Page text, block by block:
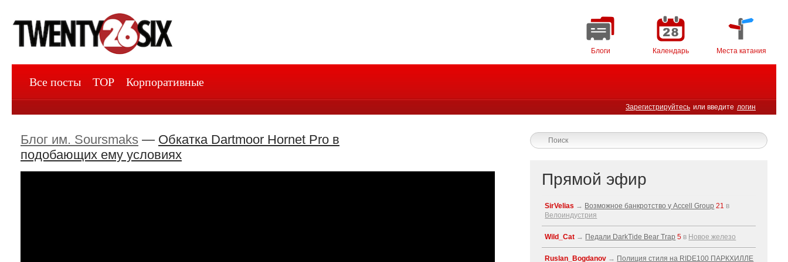
Блоги Календарь Места катания
Зарегистрируйтесь или введите логин
Все посты TOP Корпоративные
Блог им. Soursmaks — Обкатка Dartmoor Hornet Pro в
подобающих ему условиях
Прямой эфир
SirVelias → Возможное банкротство у Accell Group 21 в
Велоиндустрия
Wild_Cat → Педали DarkTide Bear Trap 5 в Новое железо
Ruslan_Bogdanov → Полиция стиля на RIDE100 ПАРКХИЛЛЕ